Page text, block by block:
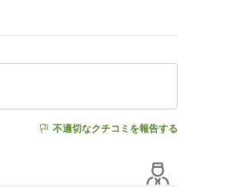
不適切なクチコミを報告する